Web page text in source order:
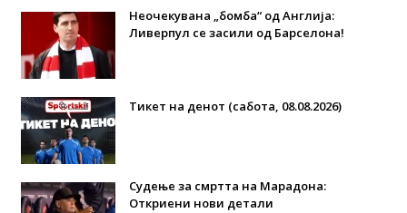
Неочекувана „бомба“ од Англија:
Ливерпул се засили од Барселона!
Тикет на денот (сабота, 08.08.2026)
Судење за смртта на Марадона:
Откриени нови детали